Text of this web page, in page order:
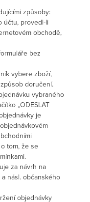
způsoby:
účtu, provedl-li
obchodě,
bez
vybere zboží,
doručení.
vybraného
„ODESLAT
je
tom, že se
za návrh na
násl. občanského
objednávky